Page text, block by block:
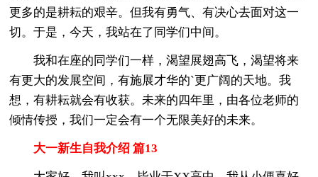
更多的是耕耘的艰辛。但我有勇气、有决心去面对这一
切。于是，今天，我站在了同学们中间。
我和在座的同学们一样，渴望展翅高飞，渴望将来
有更大的发展空间，有施展才华的`更广阔的天地。我
想，有耕耘就会有收获。未来的四年里，由各位老师的
倾情传授，我们一定会有一个无限美好的未来。
大一新生自我介绍 篇13